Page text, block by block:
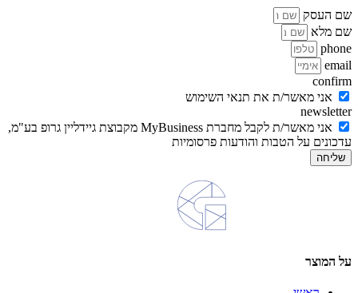
שם העסק
שם מלא
phone
email
confirm
אני מאשר/ת את תנאי השימוש
newsletter
אני מאשר/ת לקבל מחברת MyBusiness מקבוצת גיידליין גרופ בע"מ,
עדכונים על הטבות והודעות פרסומיות
שליחה
על המוצר